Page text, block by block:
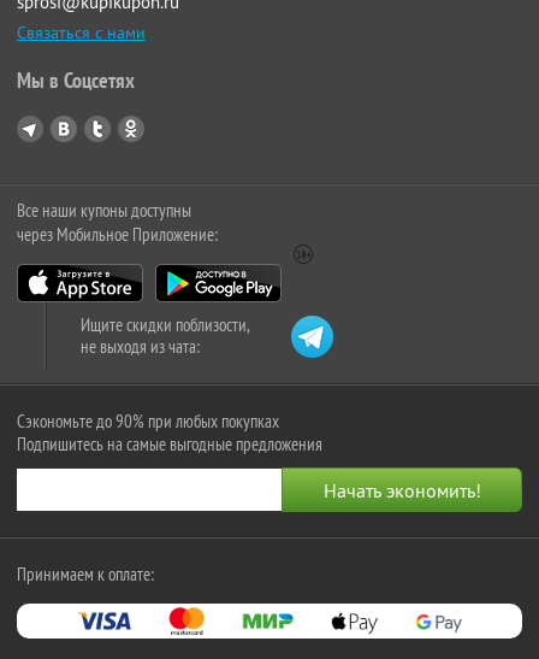
Связаться с нами
Мы в Соцсетях
Все наши купоны доступны
через Мобильное Приложение:
Ищите скидки поблизости,
не выходя из чата:
Сэкономьте до 90% при любых покупках
Подпишитесь на самые выгодные предложения
Принимаем к оплате: